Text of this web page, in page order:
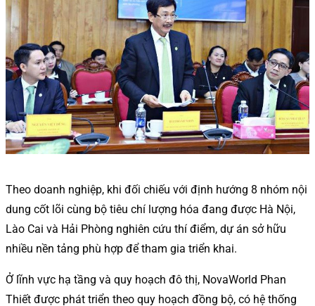
Theo doanh nghiệp, khi đối chiếu với định hướng 8 nhóm nội
dung cốt lõi cùng bộ tiêu chí lượng hóa đang được Hà Nội,
Lào Cai và Hải Phòng nghiên cứu thí điểm, dự án sở hữu
nhiều nền tảng phù hợp để tham gia triển khai.
Ở lĩnh vực hạ tầng và quy hoạch đô thị, NovaWorld Phan
Thiết được phát triển theo quy hoạch đồng bộ, có hệ thống